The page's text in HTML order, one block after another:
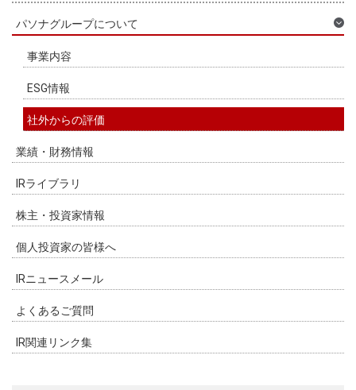
パソナグループについて
事業内容
ESG情報
社外からの評価
業績・財務情報
IRライブラリ
株主・投資家情報
個人投資家の皆様へ
IRニュースメール
よくあるご質問
IR関連リンク集